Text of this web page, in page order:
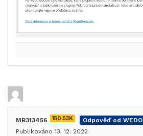
MB313456 150.53K
Odpověď od
Publikováno 13. 12. 2022